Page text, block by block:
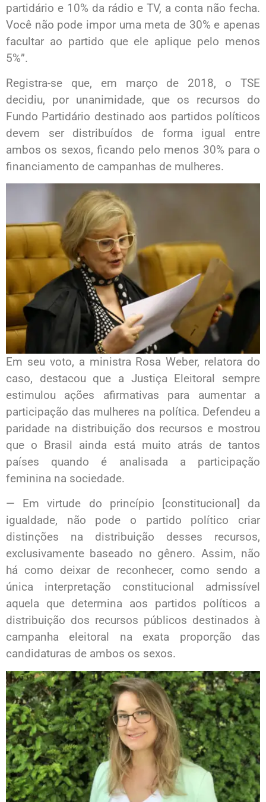
partidário e 10% da rádio e TV, a conta não fecha.
Você não pode impor uma meta de 30% e apenas
facultar ao partido que ele aplique pelo menos
5%”.
Registra-se que, em março de 2018, o TSE
decidiu, por unanimidade, que os recursos do
Fundo Partidário destinado aos partidos políticos
devem ser distribuídos de forma igual entre
ambos os sexos, ficando pelo menos 30% para o
financiamento de campanhas de mulheres.
Em seu voto, a ministra Rosa Weber, relatora do
caso, destacou que a Justiça Eleitoral sempre
estimulou ações afirmativas para aumentar a
participação das mulheres na política. Defendeu a
paridade na distribuição dos recursos e mostrou
que o Brasil ainda está muito atrás de tantos
países quando é analisada a participação
feminina na sociedade.
— Em virtude do princípio [constitucional] da
igualdade, não pode o partido político criar
distinções na distribuição desses recursos,
exclusivamente baseado no gênero. Assim, não
há como deixar de reconhecer, como sendo a
única interpretação constitucional admissível
aquela que determina aos partidos políticos a
distribuição dos recursos públicos destinados à
campanha eleitoral na exata proporção das
candidaturas de ambos os sexos.